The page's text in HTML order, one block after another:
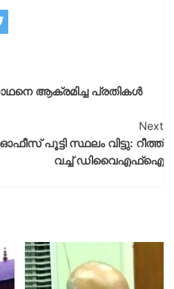
ആക്രമിച്ച പ്രതികൾ
Next
പൂട്ടി സ്ഥലം വിട്ടു: റീത്ത്
വച്ച് ഡിവൈഎഫ്ഐ